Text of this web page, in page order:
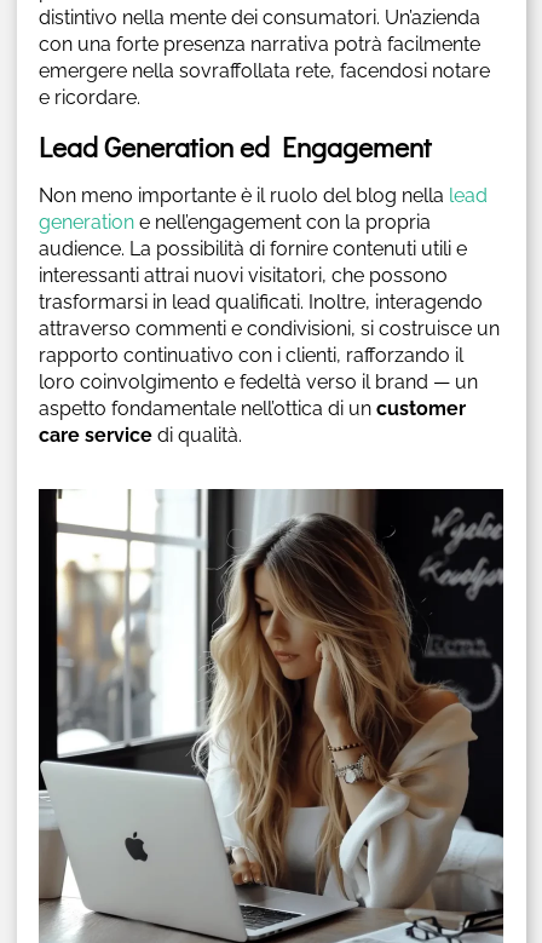
distintivo nella mente dei consumatori. Un’azienda
con una forte presenza narrativa potrà facilmente
emergere nella sovraffollata rete, facendosi notare
e ricordare.
Lead Generation ed Engagement
Non meno importante è il ruolo del blog nella lead
generatione nell’engagement con la propria
audience. La possibilità di fornire contenuti utili e
interessanti attrai nuovi visitatori, che possono
trasformarsi in lead qualificati. Inoltre, interagendo
attraverso commenti e condivisioni, si costruisce un
rapporto continuativo con i clienti, rafforzando il
loro coinvolgimento e fedeltà verso il brand — un
aspetto fondamentale nell’ottica di un customer
care servicedi qualità.